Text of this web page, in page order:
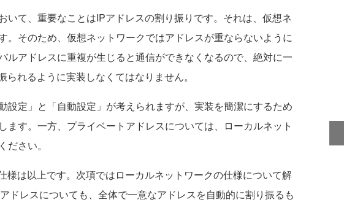
いて、重要なことはIPアドレスの割り振りです。それは、仮想ネ
。そのため、仮想ネットワークではアドレスが重ならないように
ルアドレスに重複が生じると通信ができなくなるので、絶対に一
られるように実装しなくてはなりません。
設定」と「自動設定」が考えられますが、実装を簡潔にするため
ます。一方、プライベートアドレスについては、ローカルネット
ださい。
様は以上です。次項ではローカルネットワークの仕様について解
ドレスについても、全体で一意なアドレスを自動的に割り振るも